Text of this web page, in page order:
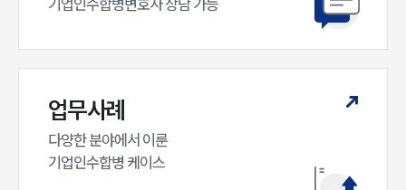
고객후기
M&A센터 업무
기업인수합병변호사 상담 가능
업무사례
다양한 분야에서 이룬
기업인수합병 케이스